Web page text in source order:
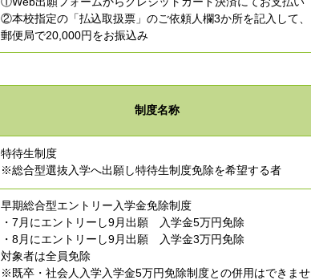
②本校指定の「払込取扱票」のご依頼人欄3か所を記入して、
郵便局で20,000円をお振込み
制度名称
特待生制度
※総合型選抜入学へ出願し特待生制度免除を希望する者
早期総合型エントリー入学金免除制度
・7月にエントリーし9月出願 入学金5万円免除
・8月にエントリーし9月出願 入学金3万円免除
対象者は全員免除
※既卒・社会人入学入学金5万円免除制度との併用はできませ